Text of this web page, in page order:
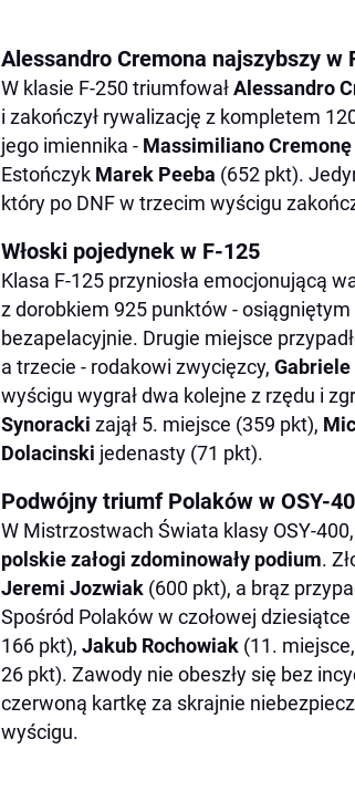
Alessandro Cremona najszybszy w
W klasie F-250 triumfowałAlessandro
i zakończył rywalizację z kompletem
jego imiennika - Massimiliano Cremonę
Estończyk Marek Peeba (652 pkt).
który po DNF w trzecim wyścigu
Włoski pojedynek w F-125
Klasa F-125 przyniosła emocjonującą
z dorobkiem 925 punktów -
bezapelacyjnie. Drugie miejsce
a trzecie - rodakowi zwycięzcy, Gabriele
wyścigu wygrał dwa kolejne z rzędu i
Synoracki zajął 5. miejsce (359 pkt),
Dolacinski jedenasty (71 pkt).
Podwójny triumf Polaków w OSY-
W Mistrzostwach Świata klasy OSY-
polskie załogi zdominowały podium.
Jeremi Jozwiak (600 pkt), a brąz
Spośród Polaków w czołowej
166 pkt), Jakub Rochowiak (11.
26 pkt). Zawody nie obeszły się bez
czerwoną kartkę za skrajnie
wyścigu.